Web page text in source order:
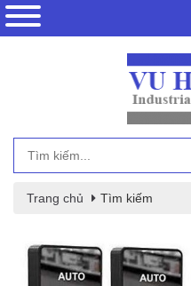
Trang chủ Tìm kiếm